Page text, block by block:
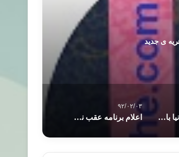
ی جدید
بهترین همسر دنیا باید چه خصوصیاتی داشته باشد ؟
۹۲/۰۲/۰۳
اعلام برنامه عقب نشینی نیروهای پ.ک.ک